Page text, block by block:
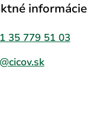
informácie
35 779 51 03